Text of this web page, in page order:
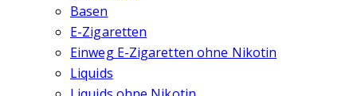
Basen
E-Zigaretten
Einweg E-Zigaretten ohne Nikotin
Liquids